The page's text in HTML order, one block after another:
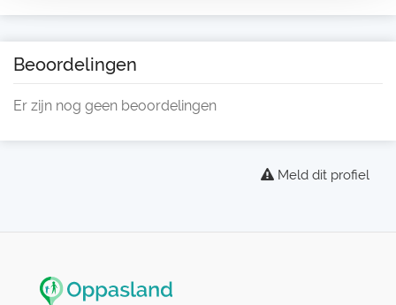
Beoordelingen
Er zijn nog geen beoordelingen
Meld dit profiel